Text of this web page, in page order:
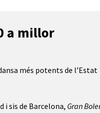
a millor
més potents de l’Estat
i sis de Barcelona, Gran